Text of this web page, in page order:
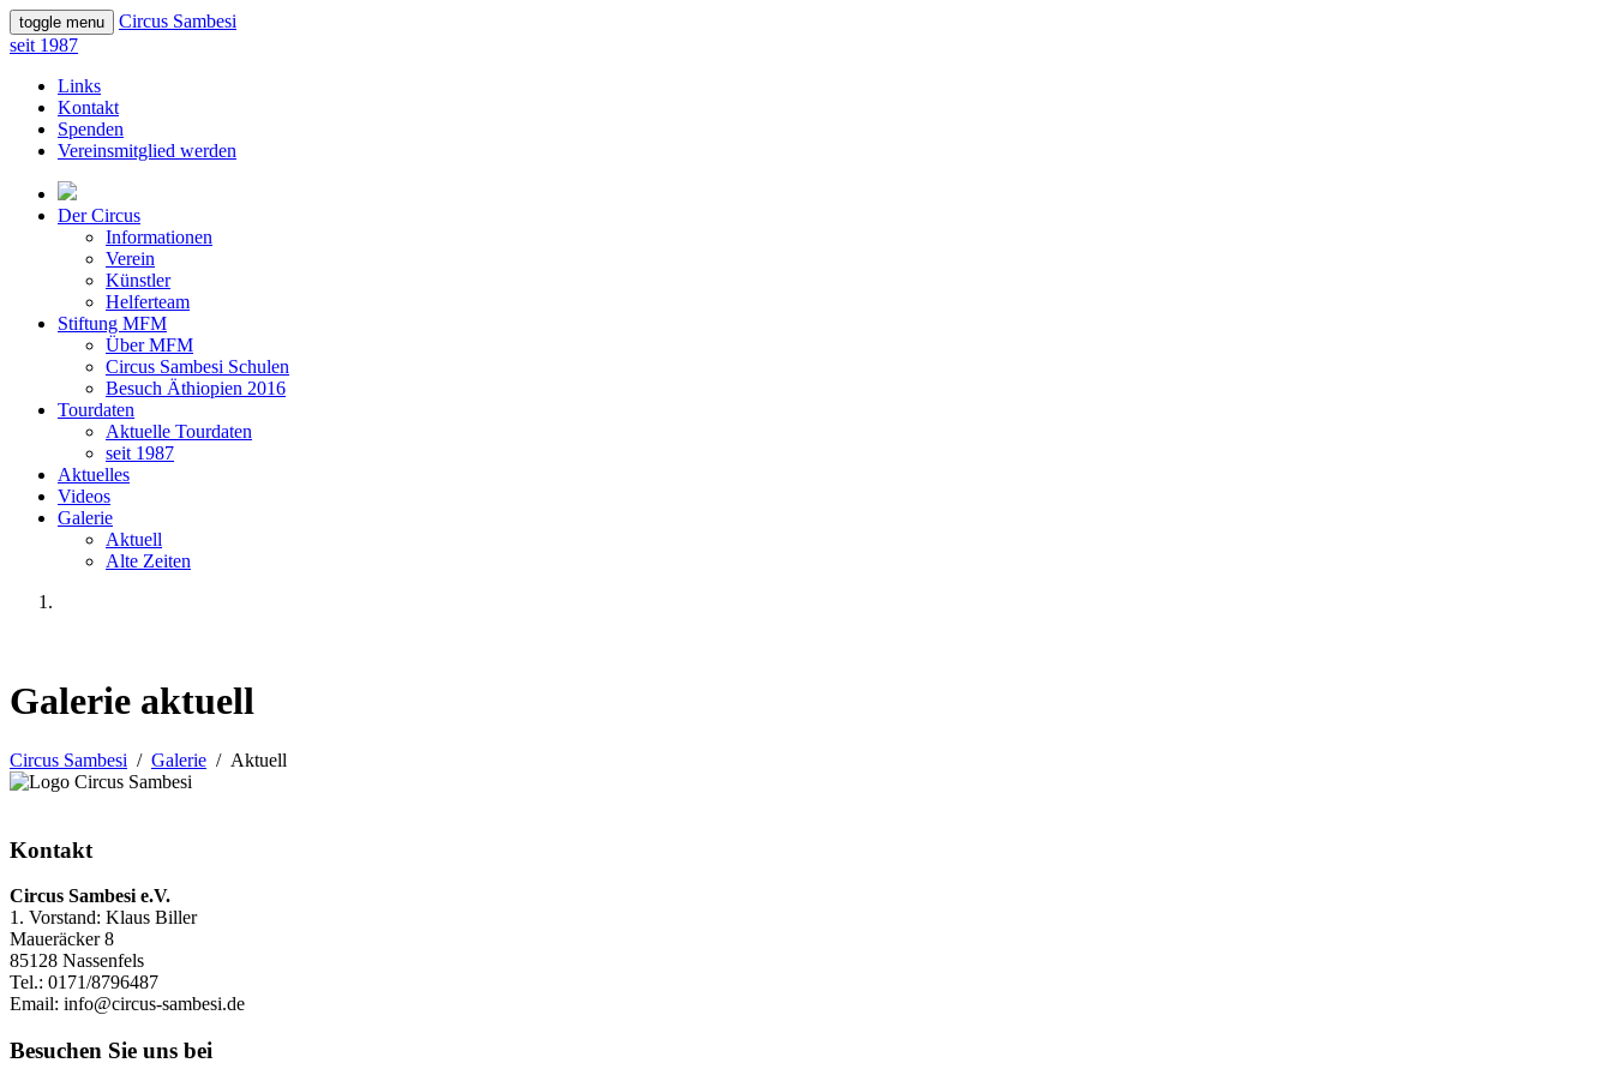
toggle menu
Circus Sambesi
seit 1987
Links
Kontakt
Spenden
Vereinsmitglied werden
Der Circus
Informationen
Verein
Künstler
Helferteam
Stiftung MFM
Über MFM
Circus Sambesi Schulen
Besuch Äthiopien 2016
Tourdaten
Aktuelle Tourdaten
seit 1987
Aktuelles
Videos
Galerie
Aktuell
Alte Zeiten
Galerie aktuell
Circus Sambesi / Galerie / Aktuell
Kontakt
Circus Sambesi e.V.
1. Vorstand: Klaus Biller
Maueräcker 8
85128 Nassenfels
Tel.: 0171/8796487
Email: info@circus-sambesi.de
Besuchen Sie uns bei